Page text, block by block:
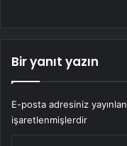
Bir yanıt yazın
E-posta adresiniz
işaretlenmişlerdir